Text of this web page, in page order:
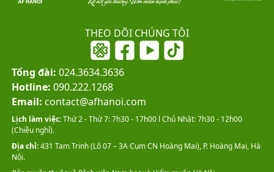
THEO DÕI CHÚNG TÔI
Tổng đài: 024.3634.3636
Hotline: 090.222.1268
Email: contact@afhanoi.com
Lịch làm việc:Thứ 2 - Thứ 7: 7h30 - 17h00 l Chủ Nhật: 7h30 - 12h00
(Chiều nghỉ).
Địa chỉ:431 Tam Trinh (Lô 07 – 3A Cụm CN Hoàng Mai), P. Hoàng Mai, Hà
Nội.